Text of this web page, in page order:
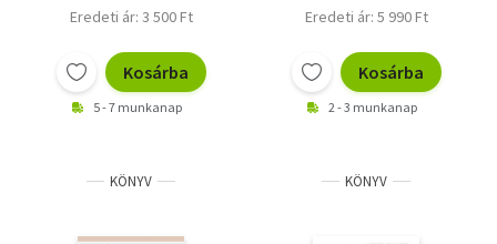
Eredeti ár: 3 500 Ft
Kosárba
5 - 7 munkanap
Eredeti ár: 5 990 Ft
Kosárba
2 - 3 munkanap
KÖNYV KÖNYV